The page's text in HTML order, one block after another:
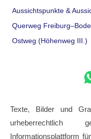
Aussichtspunkte &
Querweg
Ostweg (Höhenweg III.)
Texte, Bilder und
urheberrechtlich
Informationsplattform